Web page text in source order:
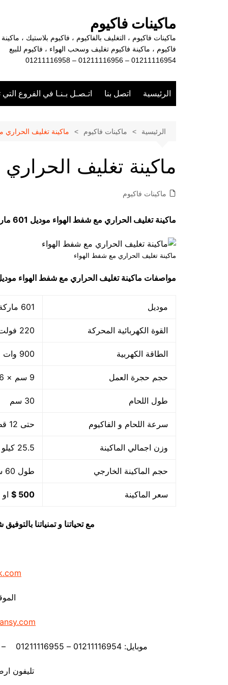
ماكينات فاكيوم
ماكينات فاكيوم ، التغليف بالفاكيوم ، فاكيوم بلاستيك ، ماكينة
فاكيوم ، ماكينة فاكيوم تغليف وسحب الهواء ، فاكيوم للبيع
01211116954 – 01211116956 – 01211116958
الرئيسية اتصل بنا اتـصـل بـنـا في الفروع
الرئيسية ماكينات فاكيوم ماكينة تغليف الحراري
ماكينة تغليف
ماكينات فاكيوم
ماكينة تغليف الحراري مع شفط الهواء موديل 601 ماركة مهندس منسي
ماكينة تغليف الحراري مع شفط الهواء
مواصفات ماكينة تغليف الحراري مع شفط الهواء موديل 601 ماركة
موديل 601 ماركة مهندس منسي
القوة الكهربائية المحركة 220 فولت
الطاقة الكهربية 900 وات +800 واط لحام
حجم حجرة العمل 9 سم × 36 سم × 32 سم
طول اللحام 30 سم
سرعة اللحام و الفاكيوم حتى 12 قطعة بالدقيقة اى 720 بالساعة او حسب حجم القطعة
وزن اجمالي الماكينة 25.5 كيلو
حجم الماكينة الخارجي طول 60 سم × عرض 56 سم × ارتفاع 60 سم
سعر الماكينة 500 $
مع تحياتنا و تمنياتنا
موبايل: 01211116954 – 01211116955 – 01211116956 – 01211116957 – 01211116958
تليفون ارضي